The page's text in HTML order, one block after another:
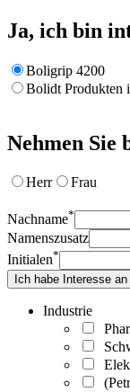
Ja, ich bin
Boligrip 4200
Bolidt Produkten
Nehmen
Herr Frau
Nachname*
Namenszusatz
Initialen*
Ich habe Interesse an
Industrie